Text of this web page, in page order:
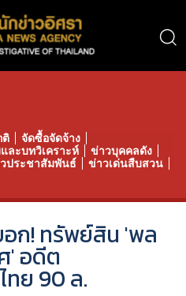
ติ
จัดซื้อจัดจ้าง
ละบทวิเคราะห์
ข่าวบุคคลดัง
ประชาสัมพันธ์
ข่าวเด่นสืบสวน
อก! ทรัพย์สิน 'พล
' อดีต
ทย 90 ล.